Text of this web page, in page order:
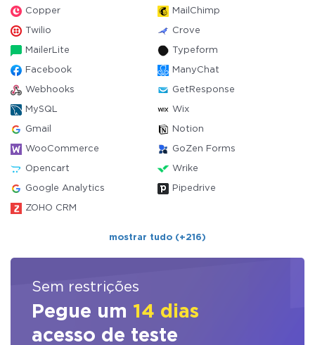
Copper MailChimp
Twilio Crove
MailerLite Typeform
Facebook ManyChat
Webhooks GetResponse
MySQL Wix
Gmail Notion
WooCommerce GoZen Forms
Opencart Wrike
Google Analytics Pipedrive
ZOHO CRM
mostrar tudo (+216)
Sem restrições
Pegue um 14 dias
acesso de teste